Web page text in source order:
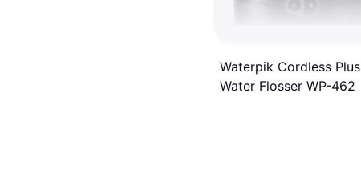
Waterpik Cordless Plus
Water Flosser WP-462